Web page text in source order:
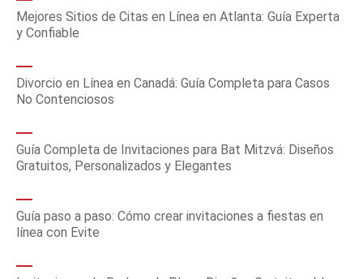
Mejores Sitios de Citas en Línea en Atlanta: Guía Experta
y Confiable
Divorcio en Línea en Canadá: Guía Completa para Casos
No Contenciosos
Guía Completa de Invitaciones para Bat Mitzvá: Diseños
Gratuitos, Personalizados y Elegantes
Guía paso a paso: Cómo crear invitaciones a fiestas en
línea con Evite